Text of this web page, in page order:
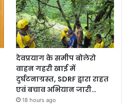
देवप्रयाग के समीप बोलेरो
वाहन गहरी खाई में
दुर्घटनाग्रस्त, SDRF द्वारा राहत
एवं बचाव अभियान जारी…
18 hours ago